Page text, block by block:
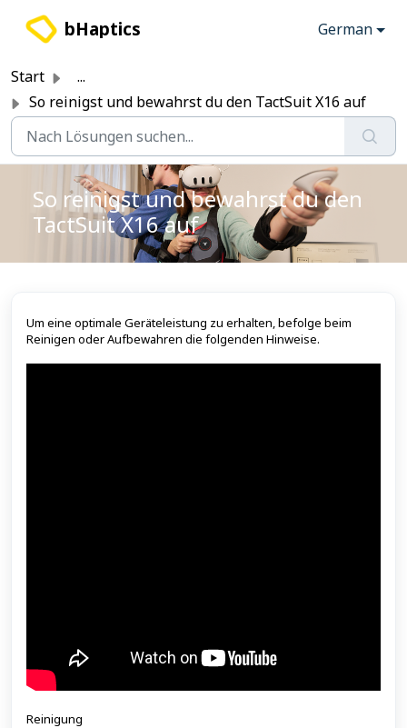
bHaptics German
Start
...
So reinigst und bewahrst du den TactSuit X16 auf
So reinigst und bewahrst du den
TactSuit X16 auf
Um eine optimale Geräteleistung zu erhalten, befolge beim
Reinigen oder Aufbewahren die folgenden Hinweise.
Reinigung